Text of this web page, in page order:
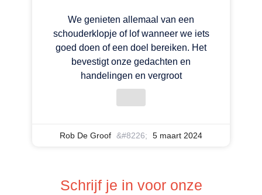
We genieten allemaal van een
schouderklopje of lof wanneer we iets
goed doen of een doel bereiken. Het
bevestigt onze gedachten en
handelingen en vergroot
Rob De Groof 5 maart 2024
Schrijf je in voor onze